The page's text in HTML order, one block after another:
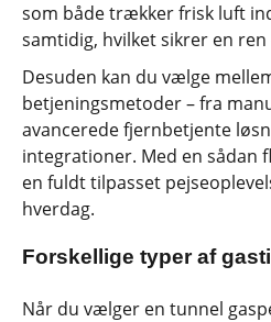
som både trækker frisk luft
samtidig, hvilket sikrer en
Desuden kan du vælge
betjeningsmetoder – fra
avancerede fjernbetjente
integrationer. Med en sådan
en fuldt tilpasset
hverdag.
Forskellige typer af
Når du vælger en tunnel